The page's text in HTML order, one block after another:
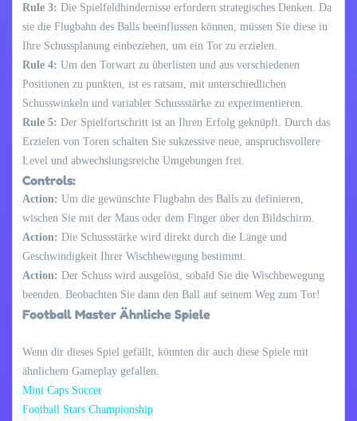
Rule 3: Die Spielfeldhindernisse erfordern strategisches Denken. Da
sie die Flugbahn des Balls beeinflussen können, müssen Sie diese in
Ihre Schussplanung einbeziehen, um ein Tor zu erzielen.
Rule 4: Um den Torwart zu überlisten und aus verschiedenen
Positionen zu punkten, ist es ratsam, mit unterschiedlichen
Schusswinkeln und variabler Schussstärke zu experimentieren.
Rule 5: Der Spielfortschritt ist an Ihren Erfolg geknüpft. Durch das
Erzielen von Toren schalten Sie sukzessive neue, anspruchsvollere
Level und abwechslungsreiche Umgebungen frei.
Controls:
Action: Um die gewünschte Flugbahn des Balls zu definieren,
wischen Sie mit der Maus oder dem Finger über den Bildschirm.
Action: Die Schussstärke wird direkt durch die Länge und
Geschwindigkeit Ihrer Wischbewegung bestimmt.
Action: Der Schuss wird ausgelöst, sobald Sie die Wischbewegung
beenden. Beobachten Sie dann den Ball auf seinem Weg zum Tor!
Football Master Ähnliche Spiele
Wenn dir dieses Spiel gefällt, könnten dir auch diese Spiele mit
ähnlichem Gameplay gefallen.
Mini Caps Soccer
Football Stars Championship